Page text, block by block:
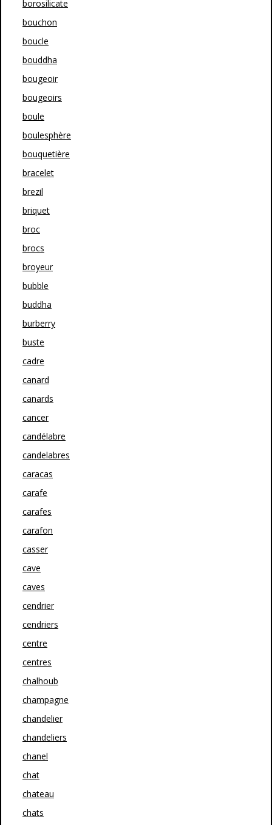
borosilicate
bouchon
boucle
bouddha
bougeoir
bougeoirs
boule
boulesphère
bouquetière
bracelet
brezil
briquet
broc
brocs
broyeur
bubble
buddha
burberry
buste
cadre
canard
canards
cancer
candélabre
candelabres
caracas
carafe
carafes
carafon
casser
cave
caves
cendrier
cendriers
centre
centres
chalhoub
champagne
chandelier
chandeliers
chanel
chat
chateau
chats